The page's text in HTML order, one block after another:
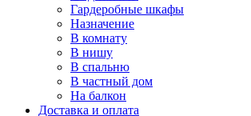
Гардеробные шкафы
Назначение
В комнату
В нишу
В спальню
В частный дом
На балкон
Доставка и оплата